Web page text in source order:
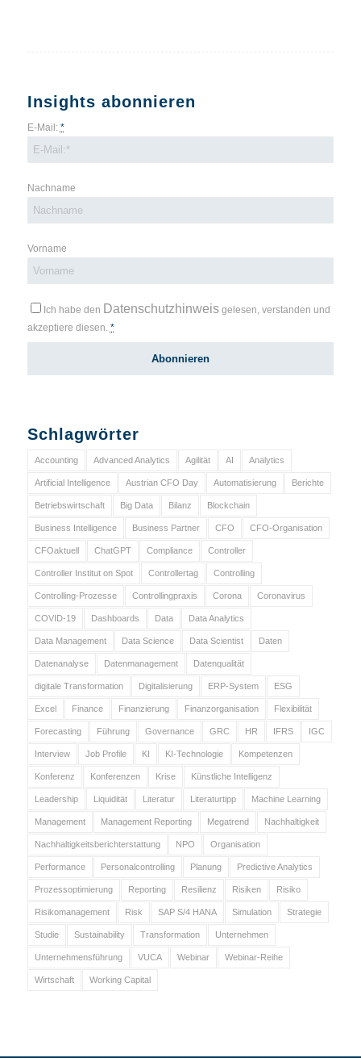
Insights abonnieren
E-Mail: *
Nachname
Vorname
Ich habe den Datenschutzhinweisgelesen, verstanden und
akzeptiere diesen. *
Schlagwörter
Accounting Advanced Analytics Agilität AI Analytics
Artificial Intelligence Austrian CFO Day Automatisierung Berichte
Betriebswirtschaft Big Data Bilanz Blockchain
Business Intelligence Business Partner CFO CFO-Organisation
CFOaktuell ChatGPT Compliance Controller
Controller Institut on Spot Controllertag Controlling
Controlling-Prozesse Controllingpraxis Corona Coronavirus
COVID-19 Dashboards Data Data Analytics
Data Management Data Science Data Scientist Daten
Datenanalyse Datenmanagement Datenqualität
digitale Transformation Digitalisierung ERP-System ESG
Excel Finance Finanzierung Finanzorganisation Flexibilität
Forecasting Führung Governance GRC HR IFRS IGC
Interview Job Profile KI KI-Technologie Kompetenzen
Konferenz Konferenzen Krise Künstliche Intelligenz
Leadership Liquidität Literatur Literaturtipp Machine Learning
Management Management Reporting Megatrend Nachhaltigkeit
Nachhaltigkeitsberichterstattung NPO Organisation
Performance Personalcontrolling Planung Predictive Analytics
Prozessoptimierung Reporting Resilienz Risiken Risiko
Risikomanagement Risk SAP S/4 HANA Simulation Strategie
Studie Sustainability Transformation Unternehmen
Unternehmensführung VUCA Webinar Webinar-Reihe
Wirtschaft Working Capital